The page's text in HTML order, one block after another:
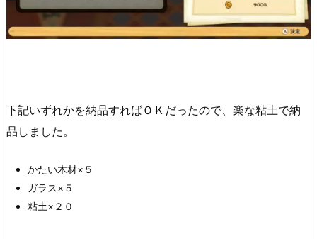
下記いずれかを納品すればＯＫだったので、楽な粘土で納
品しました。
かたい木材×５
ガラス×５
粘土×２０